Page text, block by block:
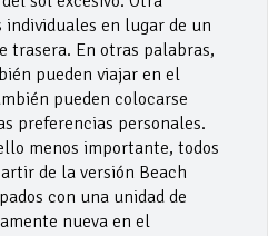
individuales en lugar de un
trasera. En otras palabras,
pueden viajar en el
pueden colocarse
preferencias personales.
menos importante, todos
de la versión Beach
con una unidad de
nueva en el